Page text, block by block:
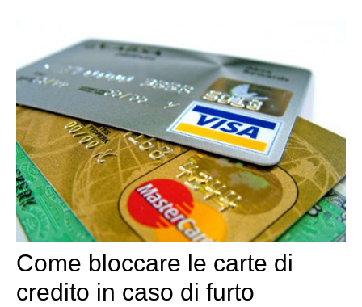
Come bloccare le carte di
credito in caso di furto